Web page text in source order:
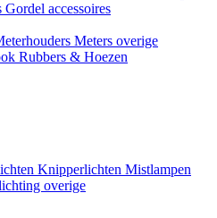
Gordel accessoires
Meters overige
Rubbers & Hoezen
Knipperlichten Mistlampen
overige